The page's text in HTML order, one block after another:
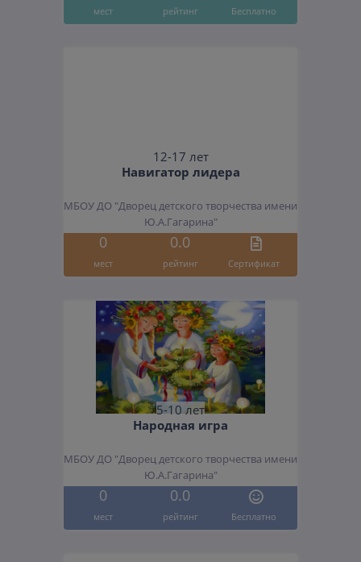
мест рейтинг Бесплатно
12-17 лет
Навигатор лидера
МБОУ ДО "Дворец детского творчества имени
Ю.А.Гагарина"
0 0.0
мест рейтинг Cертификат
5-10 лет
Народная игра
МБОУ ДО "Дворец детского творчества имени
Ю.А.Гагарина"
0 0.0
мест рейтинг Бесплатно